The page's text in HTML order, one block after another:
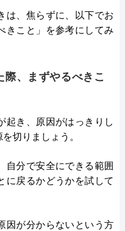
は、焦らずに、以下でお
きこと」を参考にしてみ
際、まずやるべきこ
起き、原因がはっきりし
切りましょう。
自分で安全にできる範囲
に戻るかどうかを試して
因が分からないという方